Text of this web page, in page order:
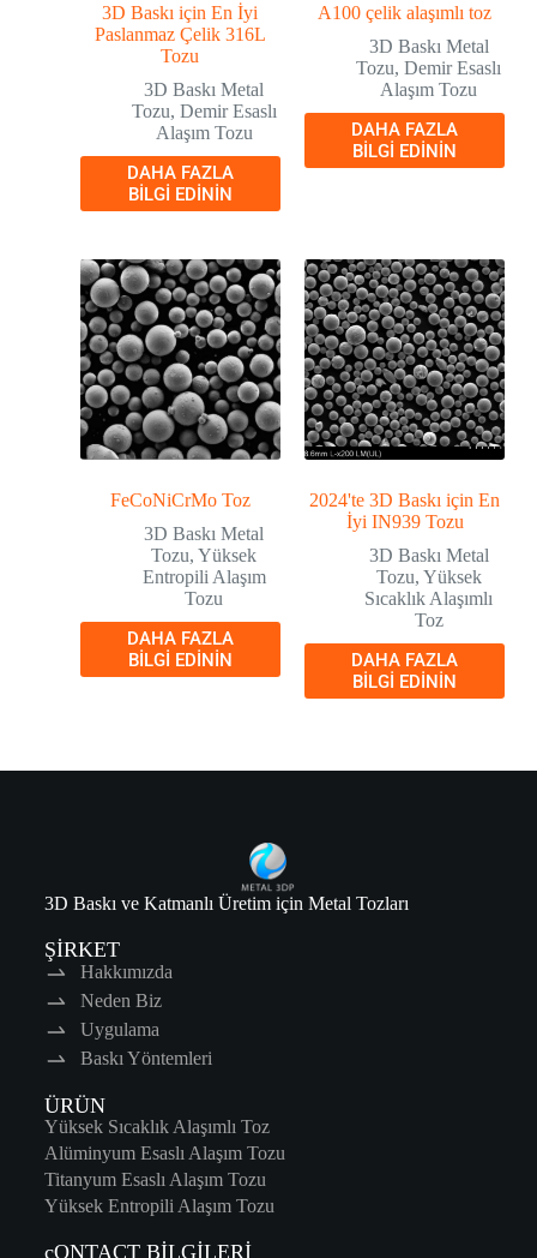
3D Baskı için En İyi
Paslanmaz Çelik 316L
Tozu
3D Baskı Metal
Tozu, Demir Esaslı
Alaşım Tozu
DAHA FAZLA
BILGI EDININ
A100 çelik alaşımlı toz
3D Baskı Metal
Tozu,Demir Esaslı
Alaşım Tozu
DAHA FAZLA
BILGI EDININ
FeCoNiCrMo Toz
3D Baskı Metal
Tozu,Yüksek
Entropili Alaşım
Tozu
DAHA FAZLA
BILGI EDININ
2024'te 3D Baskı için En
İyi IN939 Tozu
3D Baskı Metal
Tozu, Yüksek
Sıcaklık Alaşımlı
Toz
DAHA FAZLA
BILGI EDININ
3D Baskı ve Katmanlı Üretim için Metal Tozları
ŞİRKET
Hakkımızda
Neden Biz
Uygulama
Baskı Yöntemleri
ÜRÜN
Yüksek Sıcaklık Alaşımlı Toz
Alüminyum Esaslı Alaşım Tozu
Titanyum Esaslı Alaşım Tozu
Yüksek Entropili Alaşım Tozu
cONTACT BİLGİLERİ